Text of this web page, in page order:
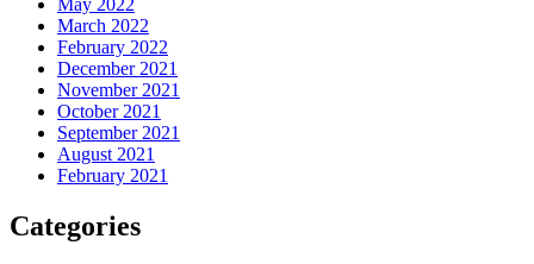
March 2022
February 2022
December 2021
November 2021
October 2021
September 2021
August 2021
February 2021
Categories